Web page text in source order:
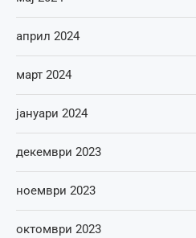
април 2024
март 2024
јануари 2024
декември 2023
ноември 2023
октомври 2023